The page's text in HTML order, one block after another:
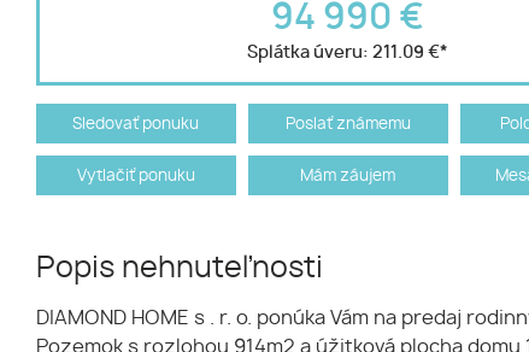
94 990 €
Splátka úveru:211.09 €*
Sledovať ponuku Poslať známemu
Vytlačiť ponuku Mám záujem
Popis nehnuteľnosti
DIAMOND HOME s . r. o. ponúka Vám na predaj
Pozemok s rozlohou 914m2 a úžitková plocha domu